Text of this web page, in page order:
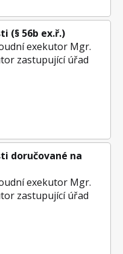
(§ 56b ex.ř.)
exekutor Mgr.
zastupující úřad
doručované na
exekutor Mgr.
zastupující úřad